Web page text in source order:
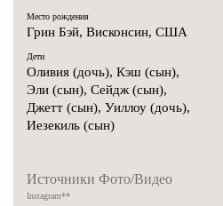
Место рождения
Грин Бэй, Висконсин, США
Дети
Оливия (дочь), Кэш (сын),
Эли (сын), Сейдж (сын),
Джетт (сын), Уиллоу (дочь),
Иезекиль (сын)
Источники Фото/Видео
Instagram**